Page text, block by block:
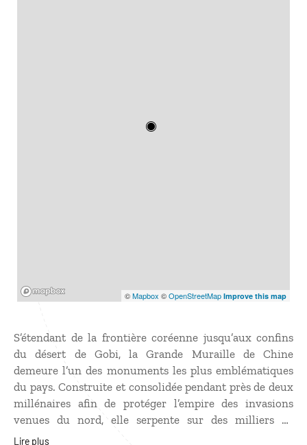
©Mapbox ©OpenStreetMap Improve this map
S’étendant de la frontière coréenne jusqu’aux confins
du désert de Gobi, la Grande Muraille de Chine
demeure l’un des monuments les plus emblématiques
du pays. Construite et consolidée pendant près de deux
millénaires afin de protéger l’empire des invasions
venues du nord, elle serpente sur des milliers de
kilomètres à travers montagnes et vallées. Ponctuée de
Lire plus